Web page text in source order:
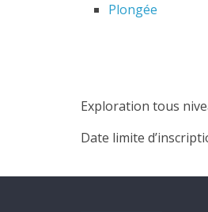
Plongée
Exploration tous
Date limite